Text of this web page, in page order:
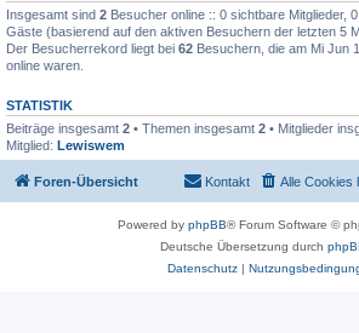
Insgesamt sind 2 Besucher online :: 0 sichtbare Mitglieder,
Gäste (basierend auf den aktiven Besuchern der letzten 5
Der Besucherrekord liegt bei 62 Besuchern, die am Mi Jun
online waren.
STATISTIK
Beiträge insgesamt 2 • Themen insgesamt 2 • Mitglieder
Mitglied: Lewiswem
Foren-Übersicht Alle Cookies
Kontakt
Powered by phpBB® Forum Software ©
Deutsche Übersetzung durch
Datenschutz|